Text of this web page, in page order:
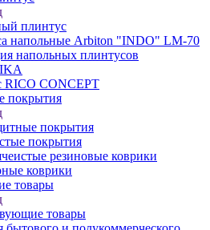
плинтус
напольные Arbiton "INDO" LM-70
напольных плинтусов
RICO CONCEPT
покрытия
покрытия
покрытия
резиновые коврики
коврики
товары
товары